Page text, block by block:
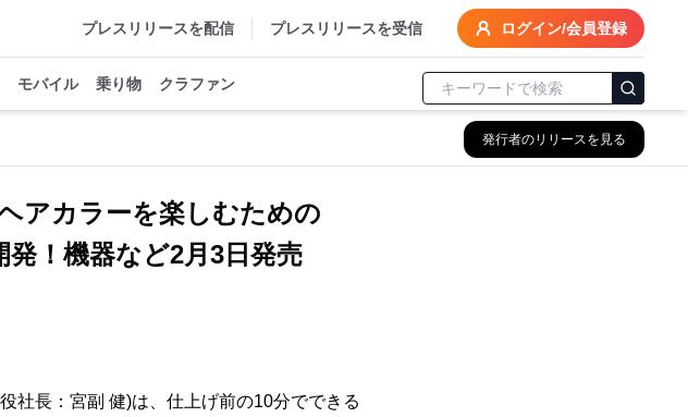
プレスリリースを配信 プレスリリースを受信 ログイン/会員登録
モバイル 乗り物 クラファン
発行者のリリースを見る
アカラーを楽しむための
！機器など2月3日発売
社長：宮副 健)は、仕上げ前の10分でできる